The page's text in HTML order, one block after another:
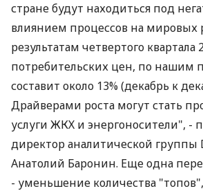
стране будут находиться под
влиянием процессов на мировых
результатам четвертого квартала
потребительских цен, по нашим
составит около 13% (декабрь к
Драйверами роста могут стать
услуги ЖКХ и энергоносители", -
директор аналитической группы
Анатолий Баронин. Еще одна
- уменьшение количества